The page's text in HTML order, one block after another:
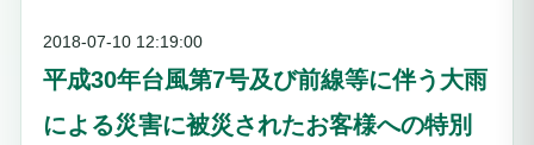
2018-07-10 12:19:00
平成30年台風第7号及び前線等に伴う大雨
による災害に被災されたお客様への特別